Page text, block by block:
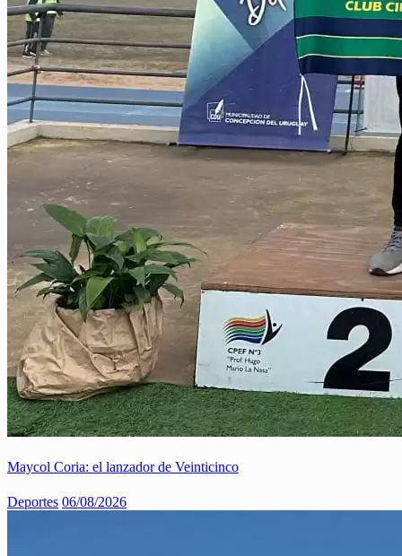
Maycol Coria: el lanzador de Veinticinco
Deportes 06/08/2026